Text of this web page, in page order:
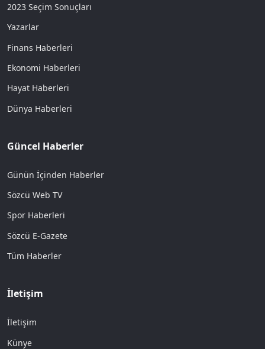
2023 Seçim Sonuçları
Yazarlar
Finans Haberleri
Ekonomi Haberleri
Hayat Haberleri
Dünya Haberleri
Güncel Haberler
Günün İçinden Haberler
Sözcü Web TV
Spor Haberleri
Sözcü E-Gazete
Tüm Haberler
İletişim
İletişim
Künye